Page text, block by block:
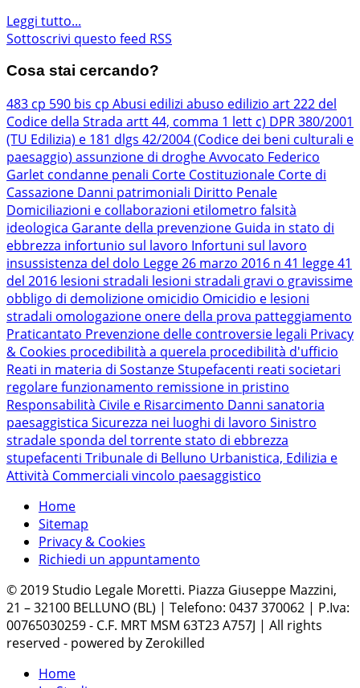
Leggi tutto...
Sottoscrivi questo feed RSS
Cosa stai cercando?
483 cp 590 bis cp Abusi edilizi abuso edilizio art 222 del
Codice della Strada artt 44, comma 1 lett c) DPR 380/2001
(TU Edilizia) e 181 dlgs 42/2004 (Codice dei beni culturali e
paesaggio) assunzione di drogheAvvocato Federico
Garlet condanne penali Corte Costituzionale Corte di
Cassazione Danni patrimoniali Diritto Penale
Domiciliazioni e collaborazioni etilometro falsità
ideologica Garante della prevenzione Guida in stato di
ebbrezza infortunio sul lavoro Infortuni sul lavoro
insussistenza del dolo Legge 26 marzo 2016 n 41 legge 41
del 2016 lesioni stradali lesioni stradali gravi o gravissime
obbligo di demolizione omicidio Omicidio e lesioni
stradali omologazione onere della prova patteggiamento
Praticantato Prevenzione delle controversie legali Privacy
& Cookies procedibilità a querela procedibilità d'ufficio
Reati in materia di Sostanze Stupefacenti reati societari
regolare funzionamento remissione in pristino
Responsabilità Civile e Risarcimento Danni sanatoria
paesaggistica Sicurezza nei luoghi di lavoro Sinistro
stradalesponda del torrentestato di ebbrezza
stupefacenti Tribunale di Belluno Urbanistica, Edilizia e
Attività Commerciali vincolo paesaggistico
Home
Sitemap
Privacy & Cookies
Richiedi un appuntamento
© 2019 Studio Legale Moretti. Piazza Giuseppe Mazzini,
21 – 32100 BELLUNO (BL) | Telefono: 0437 370062 | P.Iva:
00765030259 - C.F. MRT MSM 63T23 A757J | All rights
reserved - powered by Zerokilled
Home